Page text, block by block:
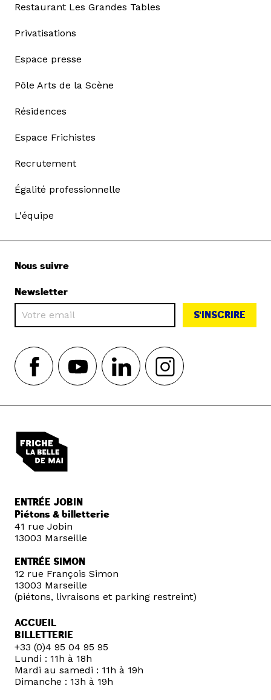
Restaurant Les Grandes Tables
Privatisations
Espace presse
Pôle Arts de la Scène
Résidences
Espace Frichistes
Recrutement
Égalité professionnelle
L'équipe
Nous suivre
Newsletter
S'INSCRIRE
ENTRÉE JOBIN
Piétons & billetterie
41 rue Jobin
13003 Marseille
ENTRÉE SIMON
12 rue François Simon
13003 Marseille
(piétons, livraisons et parking restreint)
ACCUEIL
BILLETTERIE
+33 (0)4 95 04 95 95
Lundi : 11h à 18h
Mardi au samedi : 11h à 19h
Dimanche : 13h à 19h